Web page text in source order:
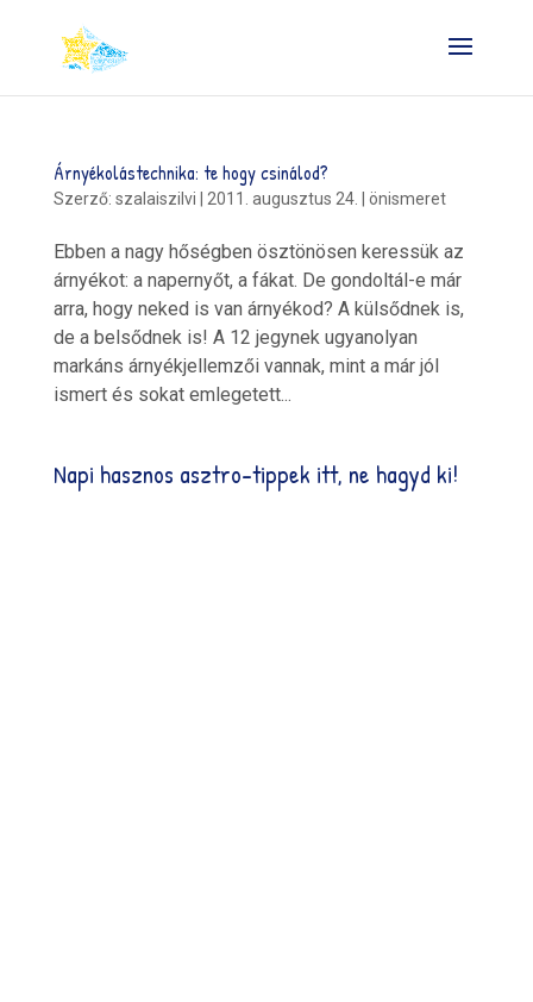
Árnyékolástechnika: te hogy csinálod?
Szerző: szalaiszilvi 2011. augusztus 24. önismeret
Ebben a nagy hőségben ösztönösen keressük az
árnyékot: a napernyőt, a fákat. De gondoltál-e már
arra, hogy neked is van árnyékod? A külsődnek is,
de a belsődnek is! A 12 jegynek ugyanolyan
markáns árnyékjellemzői vannak, mint a már jól
ismert és sokat emlegetett...
Napi hasznos asztro-tippek itt, ne hagyd ki!